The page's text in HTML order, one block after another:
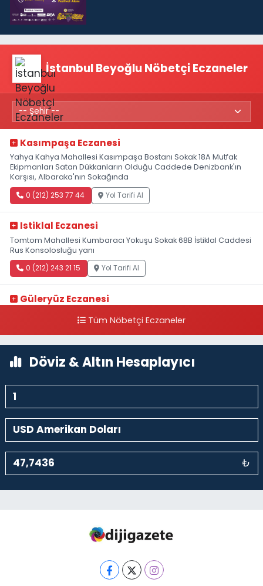
İstanbul Beyoğlu Nöbetçi Eczaneler
Kasımpaşa Eczanesi
Yahya Kahya Mahallesi Kasımpaşa Bostanı Sokak 18A Mutfak
Ekipmanları Satan Dükkanların Olduğu Caddede Denizbank'ın
Karşısı, Albaraka'nın Sokağında
0 (212) 253 77 44 Yol Tarifi Al
Istiklal Eczanesi
Tomtom Mahallesi Kumbaracı Yokuşu Sokak 68B İstiklal Caddesi
Rus Konsolosluğu yanı
0 (212) 243 21 15 Yol Tarifi Al
Güleryüz Eczanesi
kalaycıbahçe Meydana DoğruTüm Nöbetçi Eczaneler
Döviz & Altın Hesaplayıcı
₺